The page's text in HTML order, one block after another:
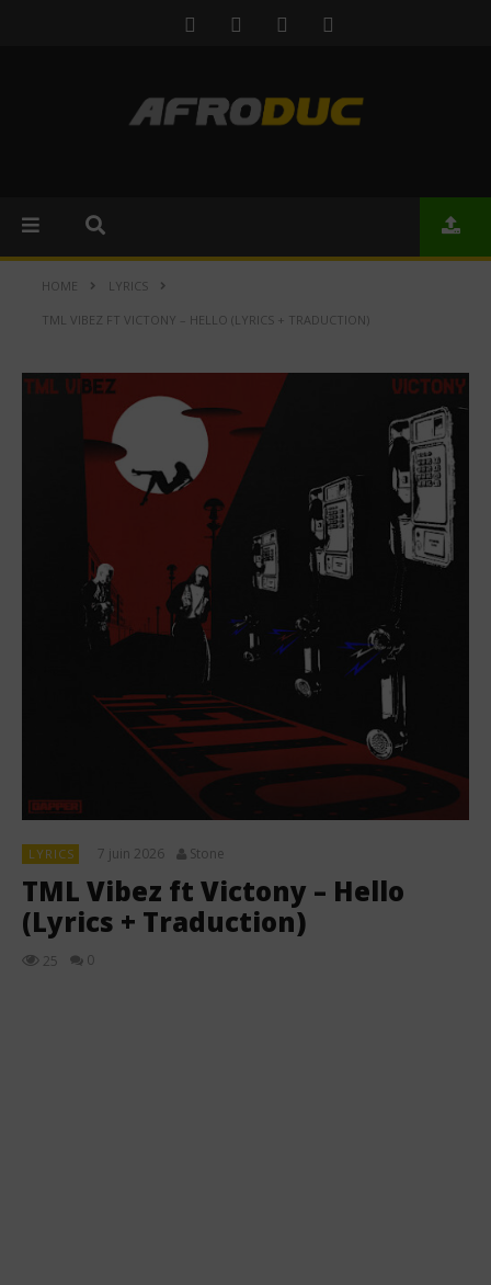
HOME LYRICS
TML VIBEZ FT VICTONY – HELLO (LYRICS + TRADUCTION)
LYRICS 7 juin 2026 Stone
TML Vibez ft Victony – Hello
(Lyrics + Traduction)
25 0